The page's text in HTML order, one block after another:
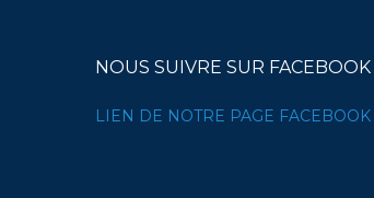
NOUS SUIVRE SUR FACEBOOK
LIEN DE NOTRE PAGE FACEBOOK